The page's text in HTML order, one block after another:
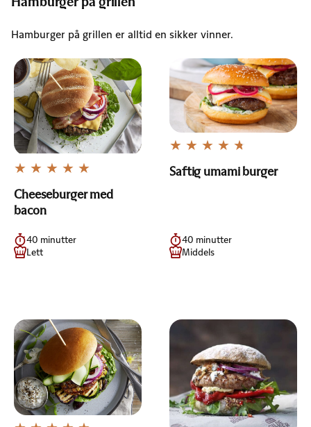
Hamburger på grillen er alltid en sikker vinner.
Cheeseburger med
bacon
40 minutter
Lett
Saftig umami burger
40 minutter
Middels